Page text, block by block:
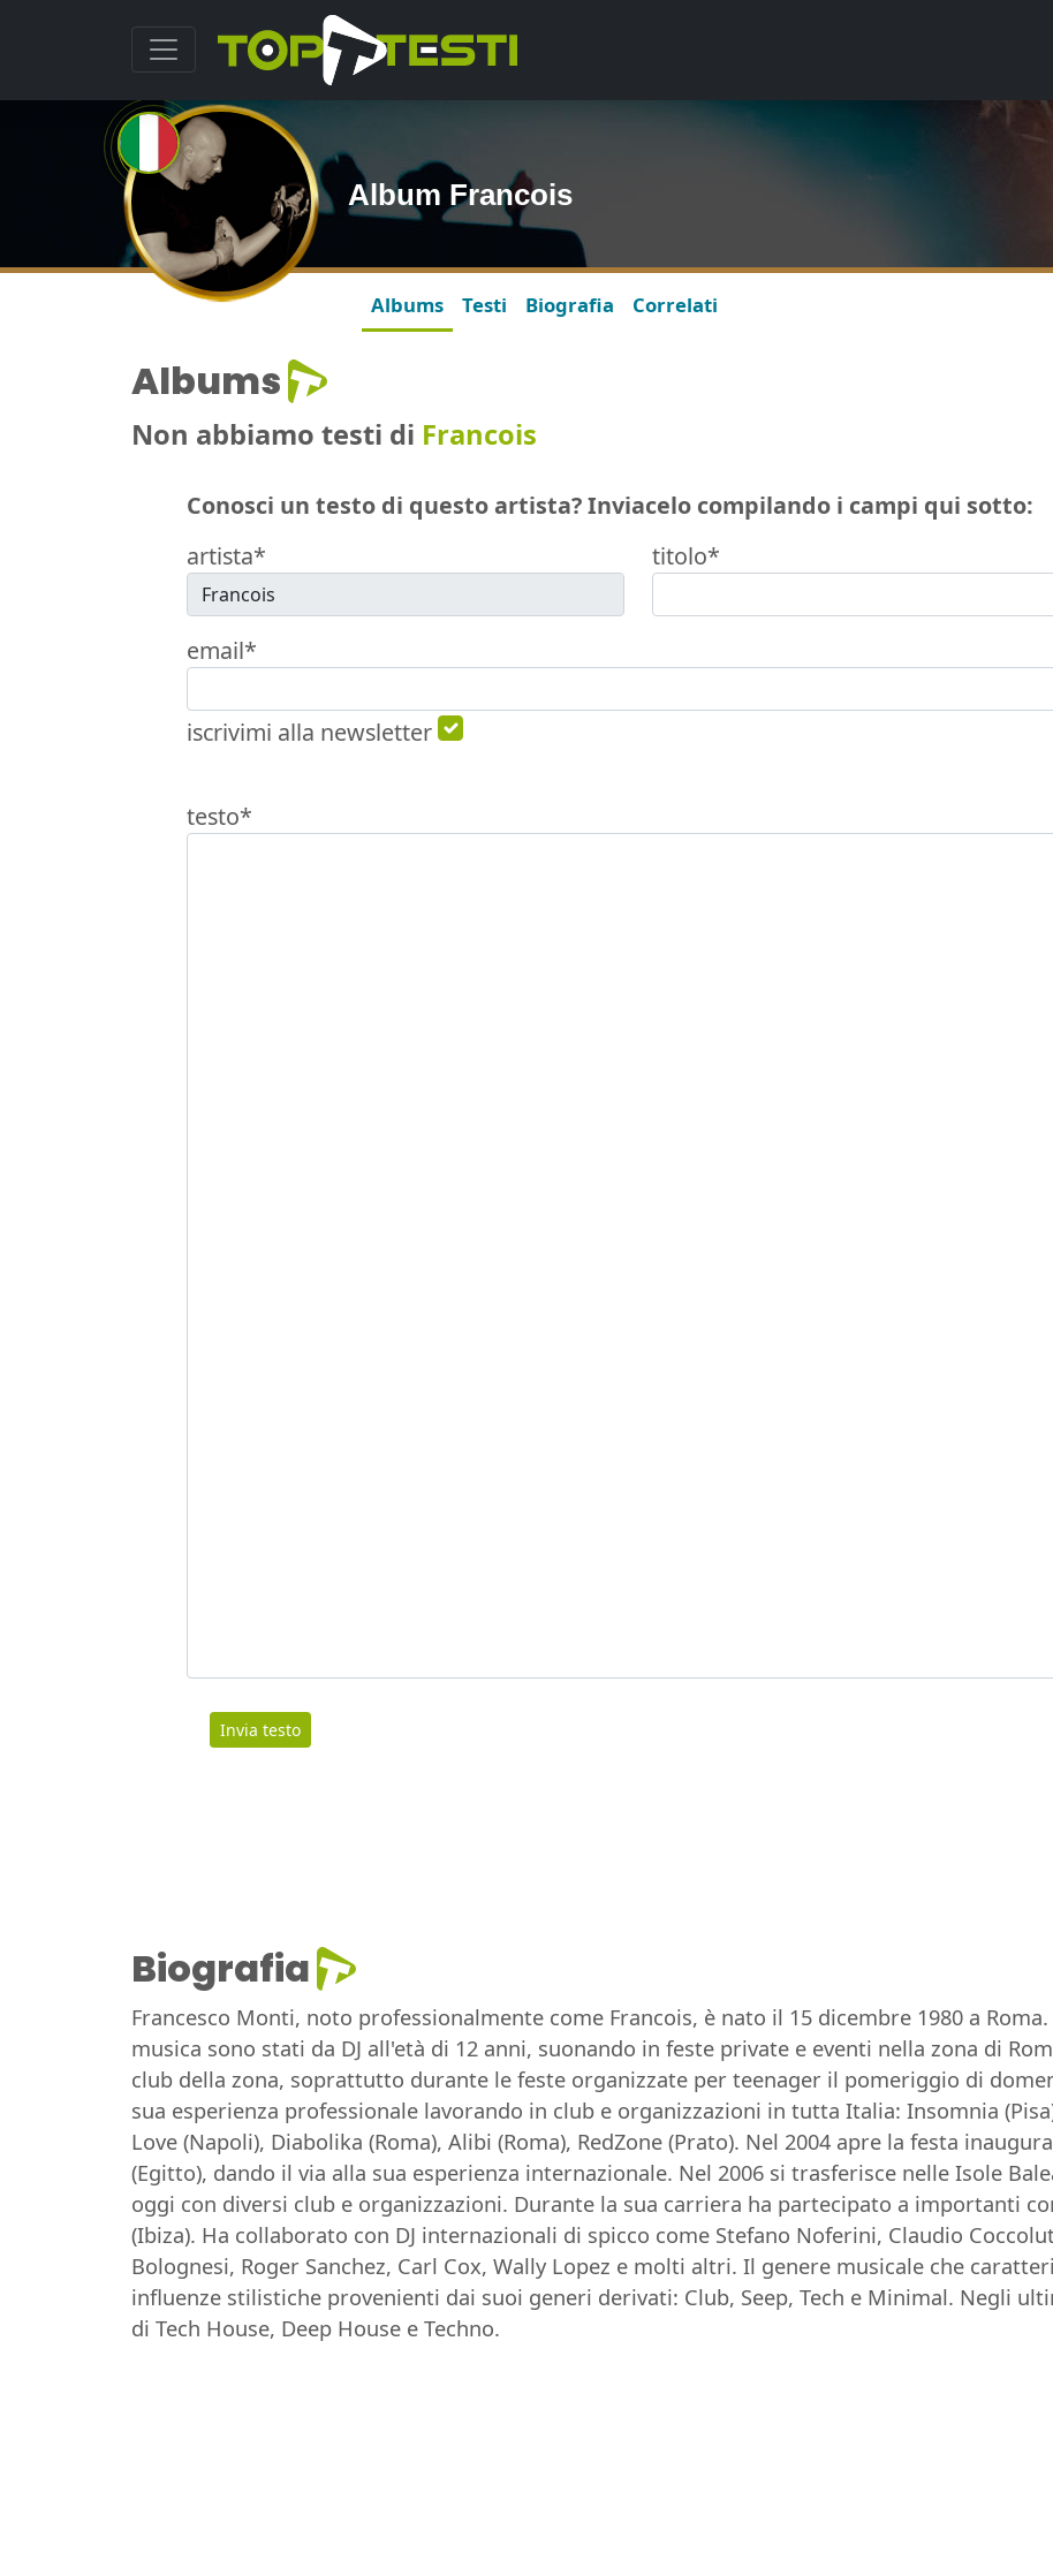
Album Francois
Albums Testi Biografia Correlati
Albums
Non abbiamo testi di Francois
Conosci un testo di questo artista? Inviacelo compilando i campi qui sotto:
artista*
titolo*
email*
iscrivimi alla newsletter
testo*
Invia testo
Biografia
Francesco Monti, noto professionalmente come Francois, è nato il 15 dicembre 1980 a
musica sono stati da DJ all'età di 12 anni, suonando in feste private e eventi nella zona di
club della zona, soprattutto durante le feste organizzate per teenager il pomeriggio di
sua esperienza professionale lavorando in club e organizzazioni in tutta Italia: Insomnia
Love (Napoli), Diabolika (Roma), Alibi (Roma), RedZone (Prato). Nel 2004 apre la festa
(Egitto), dando il via alla sua esperienza internazionale. Nel 2006 si trasferisce nelle Isole
oggi con diversi club e organizzazioni. Durante la sua carriera ha partecipato a importanti
(Ibiza). Ha collaborato con DJ internazionali di spicco come Stefano Noferini, Claudio
Bolognesi, Roger Sanchez, Carl Cox, Wally Lopez e molti altri. Il genere musicale che
influenze stilistiche provenienti dai suoi generi derivati: Club, Seep, Tech e Minimal. Negli
di Tech House, Deep House e Techno.